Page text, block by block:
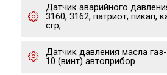
Датчик аварийного
3160, 3162, патриот, пикап,
сгр,
Датчик давления масла
10 (винт) автоприбор